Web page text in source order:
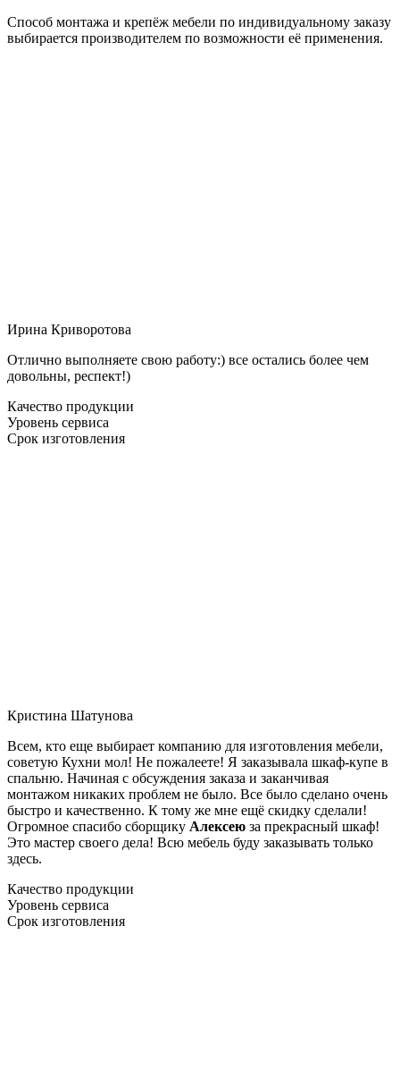
Способ монтажа и крепёж мебели по индивидуальному заказу
выбирается производителем по возможности её применения.
Ирина Криворотова
Отлично выполняете свою работу:) все остались более чем
довольны, респект!)
Качество продукции
Уровень сервиса
Срок изготовления
Кристина Шатунова
Всем, кто еще выбирает компанию для изготовления мебели,
советую Кухни мол! Не пожалеете! Я заказывала шкаф-купе в
спальню. Начиная с обсуждения заказа и заканчивая
монтажом никаких проблем не было. Все было сделано очень
быстро и качественно. К тому же мне ещё скидку сделали!
Огромное спасибо сборщику Алексею за прекрасный шкаф!
Это мастер своего дела! Всю мебель буду заказывать только
здесь.
Качество продукции
Уровень сервиса
Срок изготовления